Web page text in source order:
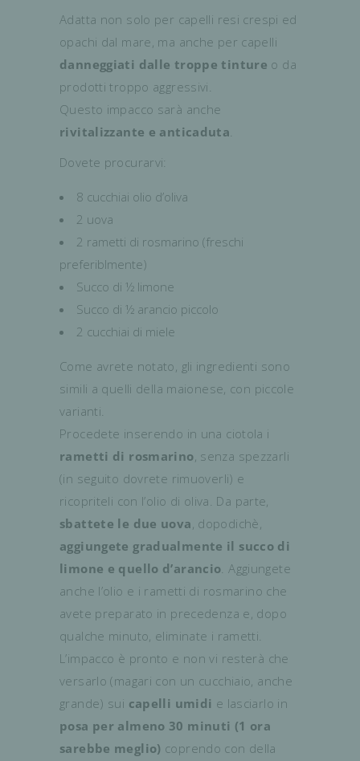
Adatta non solo per capelli resi crespi ed
opachi dal mare, ma anche per capelli
danneggiati dalle troppe tinture o da
prodotti troppo aggressivi.
Questo impacco sarà anche
rivitalizzante e anticaduta
Dovete procurarvi:
8 cucchiai olio d’oliva
2 uova
2 rametti di rosmarino (freschi
preferiblmente)
Succo di ½ limone
Succo di ½ arancio piccolo
2 cucchiai di miele
Come avrete notato, gli ingredienti sono
simili a quelli della maionese, con piccole
varianti.
Procedete inserendo in una ciotola i
rametti di rosmarino , senza spezzarli
(in seguito dovrete rimuoverli) e
ricopriteli con l’olio di oliva. Da parte,
sbattete le due uova , dopodichè,
aggiungete gradualmente il succo di
limone e quello d’arancio . Aggiungete
anche l’olio e i rametti di rosmarino che
avete preparato in precedenza e, dopo
qualche minuto, eliminate i rametti.
L’impacco è pronto e non vi resterà che
versarlo (magari con un cucchiaio, anche
grande) sui capelli umidi e lasciarlo in
posa per almeno 30 minuti (1 ora
sarebbe meglio) coprendo con della